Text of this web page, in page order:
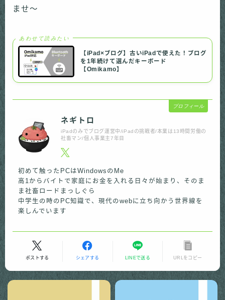
ませ〜
あわせて読みたい
【iPad×ブログ】古いiPadで使えた！ブログ
を1年続けて選んだキーボード
【Omikamo】
プロフィール
ネギトロ
iPadのみでブログ運営中/iPadの挑戦者/本業は13時間労働の
社畜マン/個人事業主7年目
初めて触ったPCはWindowsのMe
高1からバイトで家庭にお金を入れる日々が始まり、そのま
ま社畜ロードまっしぐら
中学生の時のPC知識で、現代のwebに立ち向かう世界線を
楽しんでいます
ポストする シェアする LINEで送る URLをコピー